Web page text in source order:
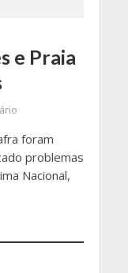
e Praia
foram
problemas
Nacional,